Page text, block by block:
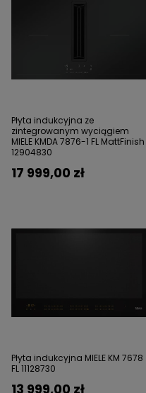
Płyta indukcyjna ze
zintegrowanym wyciągiem
MIELE KMDA 7876-1 FL MattFinish
12904830
17 999,00 zł
Płyta indukcyjna MIELE KM 7678
FL 11128730
13 999,00 zł